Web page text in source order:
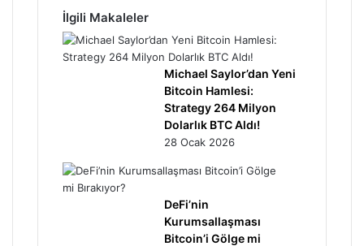
İlgili Makaleler
Michael Saylor’dan Yeni
Bitcoin Hamlesi:
Strategy 264 Milyon
Dolarlık BTC Aldı!
28 Ocak 2026
DeFi’nin
Kurumsallaşması
Bitcoin’i Gölge mi